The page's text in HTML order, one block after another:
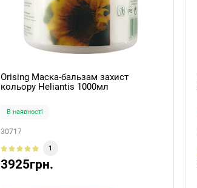
Orising Маска-бальзам захист
кольору Heliantis 1000мл
В наявності
30717
1
3925грн.